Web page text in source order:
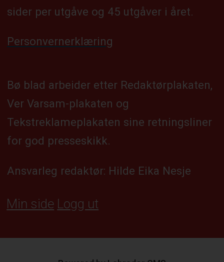
sider per utgåve og 45 utgåver i året.
Personvernerklæring
Bø blad arbeider etter Redaktørplakaten,
Ver Varsam-plakaten og
Tekstreklameplakaten sine retningsliner
for god presseskikk.
Ansvarleg redaktør: Hilde Eika Nesje
Min side Logg ut